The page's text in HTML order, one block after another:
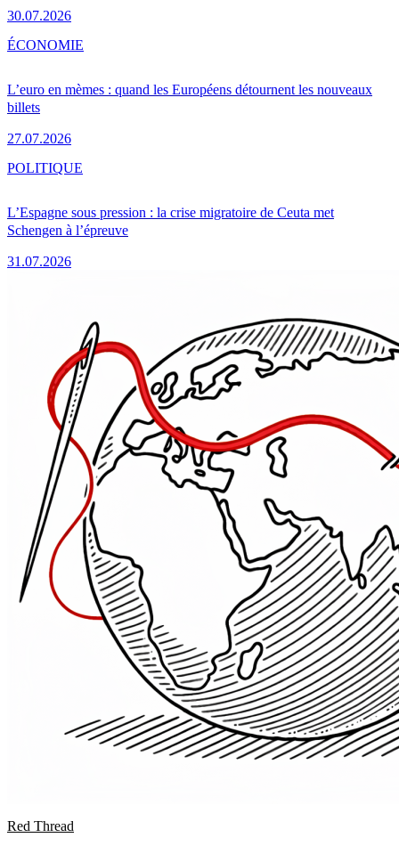
30.07.2026
L’euro en mèmes : quand les Européens détournent les nouveaux
billets
27.07.2026
ÉCONOMIE
L’Espagne sous pression : la crise migratoire de Ceuta met
Schengen à l’épreuve
31.07.2026
POLITIQUE
Red Thread